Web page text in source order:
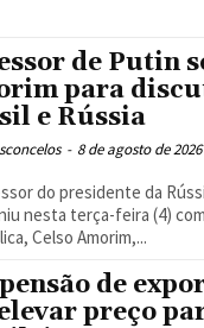
de Putin
para
e Rússia
- 8 de agosto de 2026
do presidente da
nesta terça-feira (4)
Celso Amorim,...
de
preço